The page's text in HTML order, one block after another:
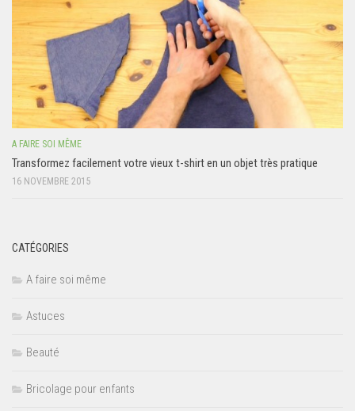
A FAIRE SOI MÊME
Transformez facilement votre vieux t-shirt en un objet très pratique
16 NOVEMBRE 2015
CATÉGORIES
A faire soi même
Astuces
Beauté
Bricolage pour enfants